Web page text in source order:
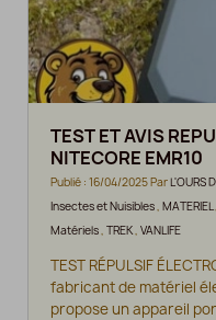
TEST ET AVIS
NITECORE EMR10
Publié : 16/04/2025 ParL'OURS
Insectes et Nuisibles, MATERIEL,
Matériels, TREK, VANLIFE
TEST RÉPULSIF
fabricant de matériel
propose un appareil